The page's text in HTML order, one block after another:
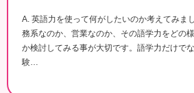
A. 英語力を使って何がしたいのか考えてみま
務系なのか、営業なのか、その語学力をどの
か検討してみる事が大切です。語学力だけで
験…